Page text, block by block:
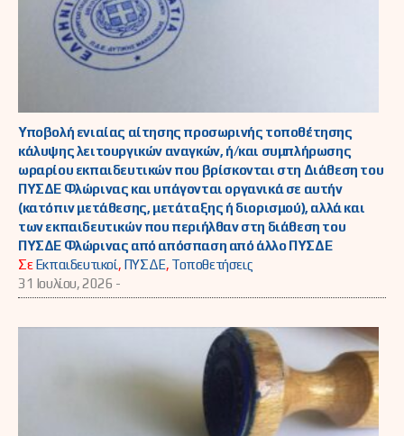
Υποβολή ενιαίας αίτησης προσωρινής τοποθέτησης
κάλυψης λειτουργικών αναγκών, ή/και συμπλήρωσης
ωραρίου εκπαιδευτικών που βρίσκονται στη Διάθεση του
ΠΥΣΔΕ Φλώρινας και υπάγονται οργανικά σε αυτήν
(κατόπιν μετάθεσης, μετάταξης ή διορισμού), αλλά και
των εκπαιδευτικών που περιήλθαν στη διάθεση του
ΠΥΣΔΕ Φλώρινας από απόσπαση από άλλο ΠΥΣΔΕ
ΣεΕκπαιδευτικοί, ΠΥΣΔΕ, Τοποθετήσεις
31 Ιουλίου, 2026 -